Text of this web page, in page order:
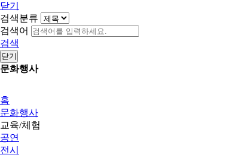
닫기
검색분류
검색어
검색
닫기
문화행사
홈
문화행사
교육/체험
공연
전시